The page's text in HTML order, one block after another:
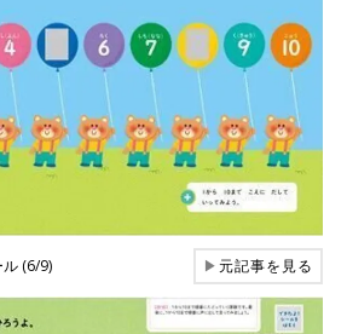
(6/9) ▶元記事を見る